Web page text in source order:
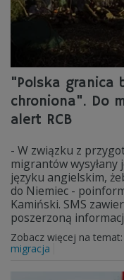
"Polska granica
chroniona". Do
alert RCB
- W związku z
migrantów wysyłany
języku angielskim,
do Niemiec -
Kamiński. SMS
poszerzoną
Zobacz więcej na temat:
migracja